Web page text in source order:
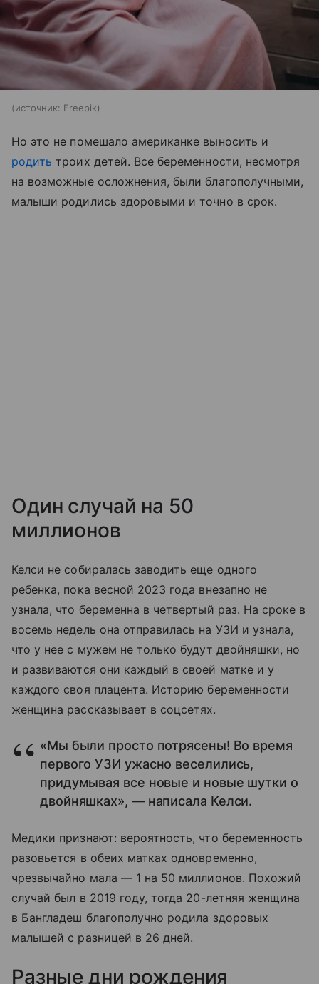
источник: Freepik
Но это не помешало американке выносить и
родить троих детей. Все беременности, несмотря
на возможные осложнения, были благополучными,
малыши родились здоровыми и точно в срок.
Один случай на 50
миллионов
Келси не собиралась заводить еще одного
ребенка, пока весной 2023 года внезапно не
узнала, что беременна в четвертый раз. На сроке в
восемь недель она отправилась на УЗИ и узнала,
что у нее с мужем не только будут двойняшки, но
и развиваются они каждый в своей матке и у
каждого своя плацента. Историю беременности
женщина рассказывает в соцсетях.
«Мы были просто потрясены! Во время
первого УЗИ ужасно веселились,
придумывая все новые и новые шутки о
двойняшках», — написала Келси.
Медики признают: вероятность, что беременность
разовьется в обеих матках одновременно,
чрезвычайно мала — 1 на 50 миллионов. Похожий
случай был в 2019 году, тогда 20-летняя женщина
в Бангладеш благополучно родила здоровых
малышей с разницей в 26 дней.
Разные дни рождения